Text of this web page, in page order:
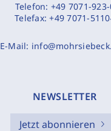
Telefon: +49 7071-
Telefax:+49 7071-
E-Mail:
NEWSLETTER
Jetzt abonnieren